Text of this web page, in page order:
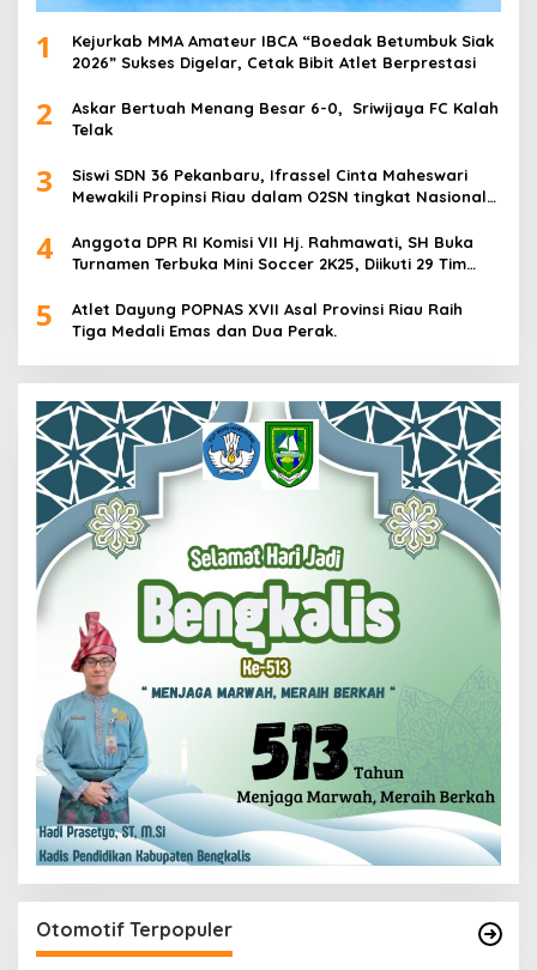
1
Kejurkab MMA Amateur IBCA “Boedak Betumbuk Siak
2026” Sukses Digelar, Cetak Bibit Atlet Berprestasi
2
Askar Bertuah Menang Besar 6-0, Sriwijaya FC Kalah
Telak
3
Siswi SDN 36 Pekanbaru, Ifrassel Cinta Maheswari
Mewakili Propinsi Riau dalam O2SN tingkat Nasional
4
Anggota DPR RI Komisi VII Hj. Rahmawati, SH Buka
Turnamen Terbuka Mini Soccer 2K25, Diikuti 29 Tim
5
Atlet Dayung POPNAS XVII Asal Provinsi Riau Raih
Tiga Medali Emas dan Dua Perak.
Otomotif Terpopuler